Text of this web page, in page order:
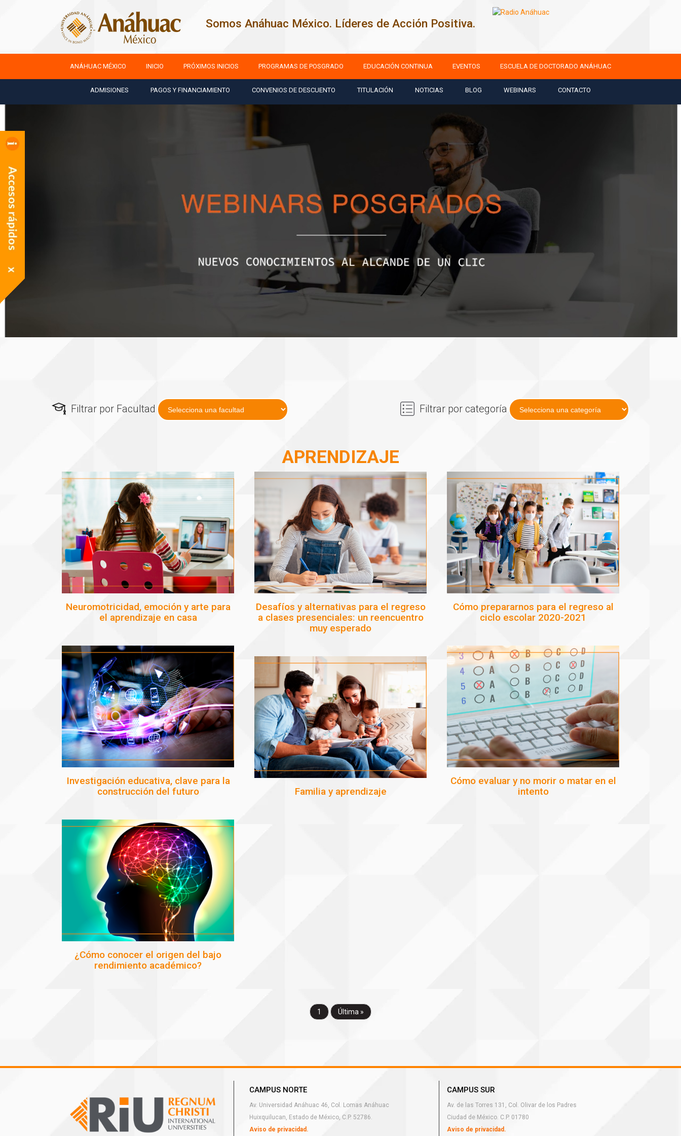
Somos Anáhuac México. Líderes de Acción Positiva.
ANÁHUAC MÉXICO INICIO PRÓXIMOS INICIOS PROGRAMAS DE POSGRADO EDUCACIÓN CONTINUA EVENTOS ESCUELA DE DOCTORADO ANÁHUAC
ADMISIONES PAGOS Y FINANCIAMIENTO CONVENIOS DE DESCUENTO TITULACIÓN NOTICIAS BLOG WEBINARS CONTACTO
Filtrar por Facultad Filtrar por categoría
APRENDIZAJE
Neuromotricidad, emoción y arte para
el aprendizaje en casa
Desafíos y alternativas para el regreso
a clases presenciales: un reencuentro
muy esperado
Cómo prepararnos para el regreso al
ciclo escolar 2020-2021
Investigación educativa, clave para la
construcción del futuro
Cómo evaluar y no morir o matar en el
intento
Familia y aprendizaje
¿Cómo conocer el origen del bajo
rendimiento académico?
1 Última »
CAMPUS NORTE
Av. Universidad Anáhuac 46, Col. Lomas Anáhuac
Huixquilucan, Estado de México, C.P. 52786.
Aviso de privacidad.
CAMPUS SUR
Av. de las Torres 131, Col. Olivar de los Padres
Ciudad de México. C.P. 01780
Aviso de privacidad.